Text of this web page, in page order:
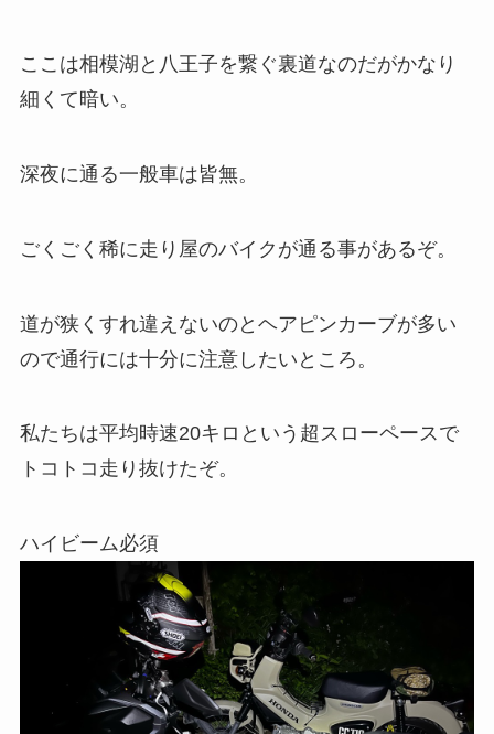
ここは相模湖と八王子を繋ぐ裏道なのだがかなり
細くて暗い。
深夜に通る一般車は皆無。
ごくごく稀に走り屋のバイクが通る事があるぞ。
道が狭くすれ違えないのとヘアピンカーブが多い
ので通行には十分に注意したいところ。
私たちは平均時速20キロという超スローペースで
トコトコ走り抜けたぞ。
ハイビーム必須